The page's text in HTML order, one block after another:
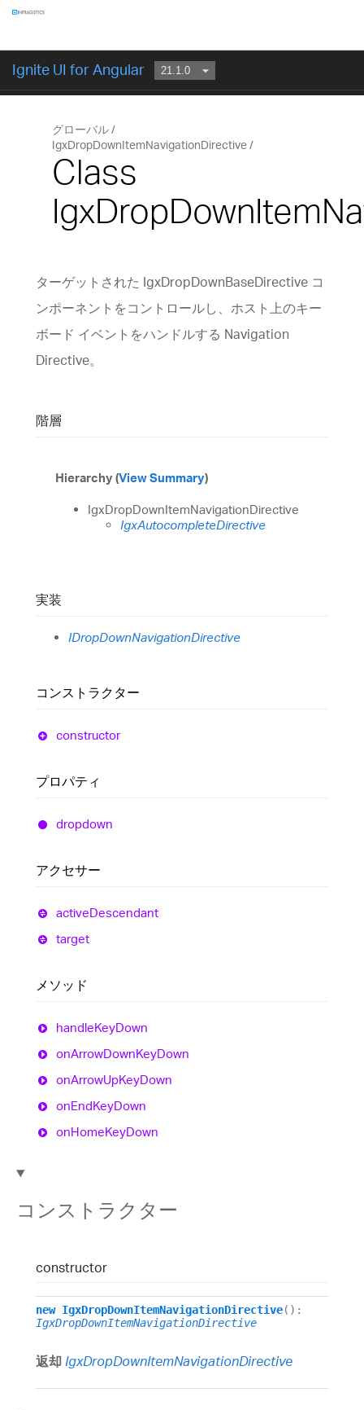
Ignite UI for Angular
グローバル
IgxDropDownItemNavigationDirective
Class
ターゲットされた IgxDropDownBaseDirective コ
ンポーネントをコントロールし、ホスト上のキー
ボード イベントをハンドルする Navigation
Directive。
階層
Hierarchy (View Summary)
IgxDropDownItemNavigationDirective
IgxAutocompleteDirective
実装
IDropDownNavigationDirective
コンストラクター
constructor
プロパティ
dropdown
アクセサー
activeDescendant
target
メソッド
handleKeyDown
onArrowDownKeyDown
onArrowUpKeyDown
onEndKeyDown
onHomeKeyDown
コンストラクター
constructor
new IgxDropDownItemNavigationDirective() :
IgxDropDownItemNavigationDirective
返却 IgxDropDownItemNavigationDirective